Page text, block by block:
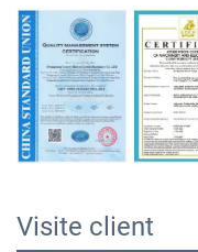
Visite client